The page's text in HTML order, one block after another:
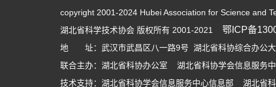
copyright 2001-2024 Hubei Association for Science and
湖北省科学技术协会 版权所有 2001-2021 鄂ICP备
地 址：武汉市武昌区八一路9号 湖北省科协综合办公
联合主办：湖北省科协办公室 湖北省科协学会信息服务
技术支持：湖北省科协学会信息服务中心信息部 湖北省